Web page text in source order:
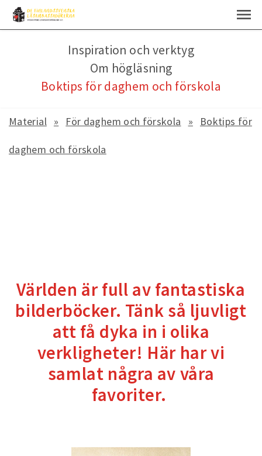
Material För daghem och förskola Boktips för
daghem och förskola
Inspiration och verktyg
Om högläsning
Boktips för daghem och förskola
Världen är full av fantastiska
bilderböcker. Tänk så ljuvligt
att få dyka in i olika
verkligheter! Här har vi
samlat några av våra
favoriter.